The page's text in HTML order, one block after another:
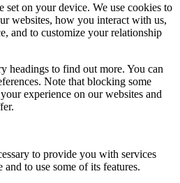
set on your device. We use cookies to
websites, how you interact with us,
and to customize your relationship
headings to find out more. You can
Note that blocking some
experience on our websites and
to provide you with services
to use some of its features.